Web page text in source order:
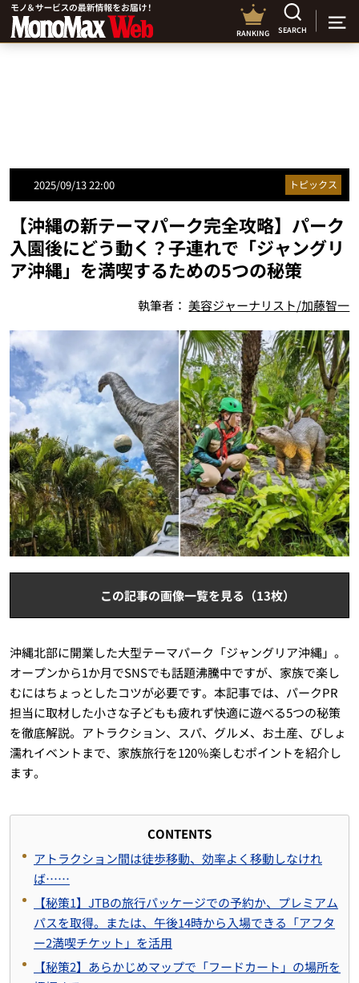
RANKING SEARCH
2025/09/13 22:00 トピックス
【沖縄の新テーマパーク完全攻略】パーク
入園後にどう動く？子連れで「ジャングリ
ア沖縄」を満喫するための5つの秘策
執筆者：美容ジャーナリスト/加藤智一
この記事の画像一覧を見る（13枚）
沖縄北部に開業した大型テーマパーク「ジャングリア沖縄」。
オープンから1か月でSNSでも話題沸騰中ですが、家族で楽し
むにはちょっとしたコツが必要です。本記事では、パークPR
担当に取材した小さな子どもも疲れず快適に遊べる5つの秘策
を徹底解説。アトラクション、スパ、グルメ、お土産、びしょ
濡れイベントまで、家族旅行を120％楽しむポイントを紹介し
ます。
CONTENTS
アトラクション間は徒歩移動、効率よく移動しなけれ
ば……
【秘策1】JTBの旅行パッケージでの予約か、プレミアム
パスを取得。または、午後14時から入場できる「アフタ
ー2満喫チケット」を活用
【秘策2】あらかじめマップで「フードカート」の場所を